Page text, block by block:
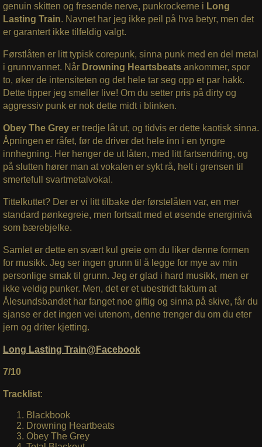
genuin skitten og fresende nerve, punkrockerne i Long
Lasting Train. Navnet har jeg ikke peil på hva betyr, men det
er garantert ikke tilfeldig valgt.
Førstlåten er litt typisk corepunk, sinna punk med en del metal
i grunnvannet. Når Drowning Heartsbeatsankommer, spor
to, øker de intensiteten og det hele tar seg opp et par hakk.
Dette tipper jeg smeller live! Om du setter pris på dirty og
aggressiv punk er nok dette midt i blinken.
Obey The Grey er tredje låt ut, og tidvis er dette kaotisk sinna.
Åpningen er råfet, før de driver det hele inn i en tyngre
innhegning. Her henger de ut låten, med litt fartsendring, og
på slutten hører man at vokalen er sykt rå, helt i grensen til
smertefull svartmetalvokal.
Tittelkuttet? Der er vi litt tilbake der førstelåten var, en mer
standard pønkegreie, men fortsatt med et øsende energinivå
som bærebjelke.
Samlet er dette en svært kul greie om du liker denne formen
for musikk. Jeg ser ingen grunn til å legge for mye av min
personlige smak til grunn. Jeg er glad i hard musikk, men er
ikke veldig punker. Men, det er et ubestridt faktum at
Ålesundsbandet har fanget noe giftig og sinna på skive, får du
sjanse er det ingen vei utenom, denne trenger du om du eter
jern og driter kjetting.
Long Lasting Train@Facebook
7/10
Tracklist:
Blackbook
Drowning Heartbeats
Obey The Grey